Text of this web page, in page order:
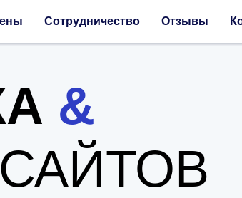
Сотрудничество Отзывы
&